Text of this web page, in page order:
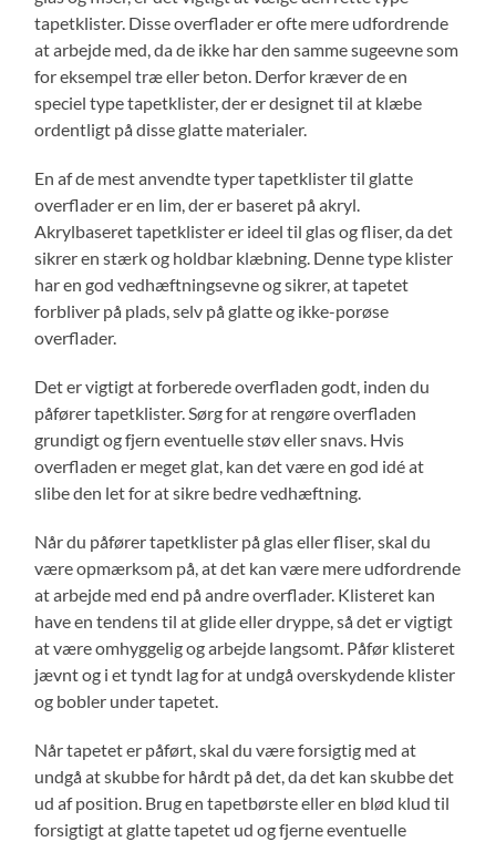
tapetklister. Disse overflader er ofte mere udfordrende
at arbejde med, da de ikke har den samme sugeevne som
for eksempel træ eller beton. Derfor kræver de en
speciel type tapetklister, der er designet til at klæbe
ordentligt på disse glatte materialer.
En af de mest anvendte typer tapetklister til glatte
overflader er en lim, der er baseret på akryl.
Akrylbaseret tapetklister er ideel til glas og fliser, da det
sikrer en stærk og holdbar klæbning. Denne type klister
har en god vedhæftningsevne og sikrer, at tapetet
forbliver på plads, selv på glatte og ikke-porøse
overflader.
Det er vigtigt at forberede overfladen godt, inden du
påfører tapetklister. Sørg for at rengøre overfladen
grundigt og fjern eventuelle støv eller snavs. Hvis
overfladen er meget glat, kan det være en god idé at
slibe den let for at sikre bedre vedhæftning.
Når du påfører tapetklister på glas eller fliser, skal du
være opmærksom på, at det kan være mere udfordrende
at arbejde med end på andre overflader. Klisteret kan
have en tendens til at glide eller dryppe, så det er vigtigt
at være omhyggelig og arbejde langsomt. Påfør klisteret
jævnt og i et tyndt lag for at undgå overskydende klister
og bobler under tapetet.
Når tapetet er påført, skal du være forsigtig med at
undgå at skubbe for hårdt på det, da det kan skubbe det
ud af position. Brug en tapetbørste eller en blød klud til
forsigtigt at glatte tapetet ud og fjerne eventuelle